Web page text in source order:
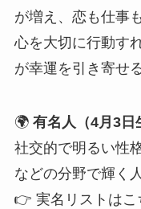
が増え、恋も仕事
心を大切に行動す
が幸運を引き寄せ
🌍 有名人（4月3日
社交的で明るい性
などの分野で輝く
👉 実名リストはこ